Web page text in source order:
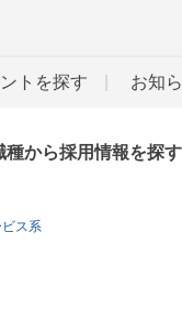
トを探す お知
種から採用情報を探す
ス系